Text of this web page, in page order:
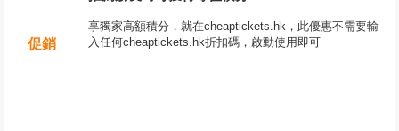
促銷
享獨家高額積分，就在cheaptickets.hk，此優惠不需要輸
入任何cheaptickets.hk折扣碼，啟動使用即可